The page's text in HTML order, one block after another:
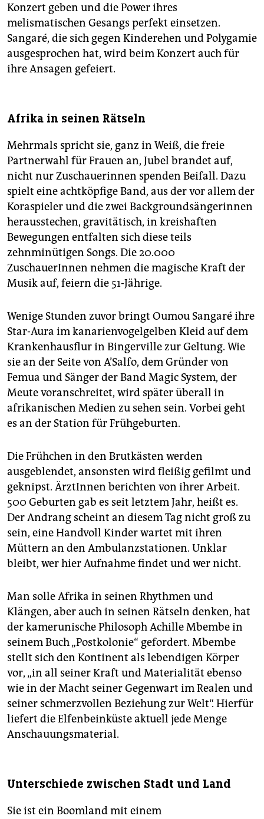
Konzert geben und die Power ihres
melismatischen Gesangs perfekt einsetzen.
Sangaré, die sich gegen Kinderehen und Polygamie
ausgesprochen hat, wird beim Konzert auch für
ihre Ansagen gefeiert.
Afrika in seinen Rätseln
Mehrmals spricht sie, ganz in Weiß, die freie
Partnerwahl für Frauen an, Jubel brandet auf,
nicht nur Zuschauerinnen spenden Beifall. Dazu
spielt eine achtköpfige Band, aus der vor allem der
Koraspieler und die zwei Backgroundsängerinnen
herausstechen, gravitätisch, in kreishaften
Bewegungen entfalten sich diese teils
zehnminütigen Songs. Die 20.000
ZuschauerInnen nehmen die magische Kraft der
Musik auf, feiern die 51-Jährige.
Wenige Stunden zuvor bringt Oumou Sangaré ihre
Star-Aura im kanarienvogelgelben Kleid auf dem
Krankenhausflur in Bingerville zur Geltung. Wie
sie an der Seite von A’Salfo, dem Gründer von
Femua und Sänger der Band Magic System, der
Meute voranschreitet, wird später überall in
afrikanischen Medien zu sehen sein. Vorbei geht
es an der Station für Frühgeburten.
Die Frühchen in den Brutkästen werden
ausgeblendet, ansonsten wird fleißig gefilmt und
geknipst. ÄrztInnen berichten von ihrer Arbeit.
500 Geburten gab es seit letztem Jahr, heißt es.
Der Andrang scheint an diesem Tag nicht groß zu
sein, eine Handvoll Kinder wartet mit ihren
Müttern an den Ambulanzstationen. Unklar
bleibt, wer hier Aufnahme findet und wer nicht.
Man solle Afrika in seinen Rhythmen und
Klängen, aber auch in seinen Rätseln denken, hat
der kamerunische Philosoph Achille Mbembe in
seinem Buch „Postkolonie“ gefordert. Mbembe
stellt sich den Kontinent als lebendigen Körper
vor, „in all seiner Kraft und Materialität ebenso
wie in der Macht seiner Gegenwart im Realen und
seiner schmerzvollen Beziehung zur Welt“. Hierfür
liefert die Elfenbeinküste aktuell jede Menge
Anschauungsmaterial.
Unterschiede zwischen Stadt und Land
Sie ist ein Boomland mit einem